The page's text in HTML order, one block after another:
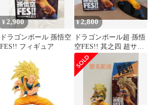
¥2,900
ドラゴンボール 孫悟空
FES!! フィギュア
¥2,800
ドラゴンボール超 孫悟
空FES!! 其之四 超サイ
ヤ人3 孫悟空